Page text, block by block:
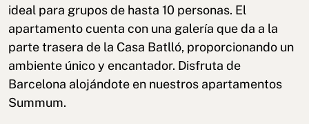
ideal para grupos de hasta 10 personas. El
apartamento cuenta con una galería que da a la
parte trasera de la Casa Batlló, proporcionando un
ambiente único y encantador. Disfruta de
Barcelona alojándote en nuestros apartamentos
Summum.